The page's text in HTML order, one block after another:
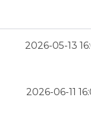
2026-05-13
2026-06-11